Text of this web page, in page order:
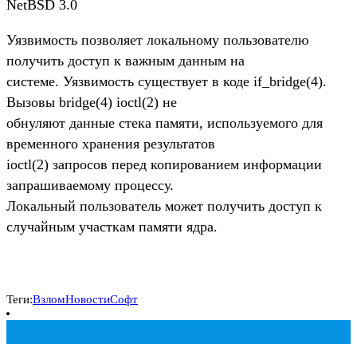
NetBSD 3.0
Уязвимость позволяет локальному пользователю
получить доступ к важным данным на
системе. Уязвимость существует в коде if_bridge(4).
Вызовы bridge(4) ioctl(2) не
обнуляют данные стека памяти, используемого для
временного хранения результатов
ioctl(2) запросов перед копированием информации
запрашиваемому процессу.
Локальный пользователь может получить доступ к
случайным участкам памяти ядра.
Теги:ВзломНовостиСофт